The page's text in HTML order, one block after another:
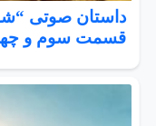
داستان صوتی
قسمت سوم و